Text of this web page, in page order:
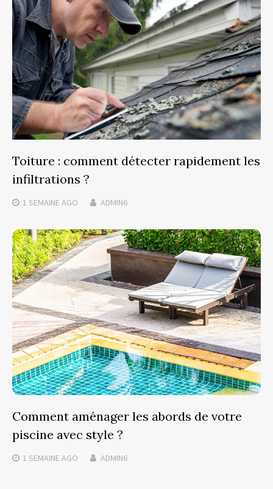
Toiture : comment détecter rapidement les
infiltrations ?
1 SEMAINE AGO ADMIN6
Comment aménager les abords de votre
piscine avec style ?
1 SEMAINE AGO ADMIN6